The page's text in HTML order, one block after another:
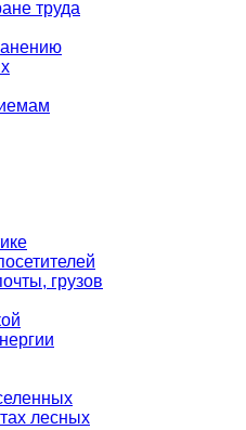
труда
грузов
лесных